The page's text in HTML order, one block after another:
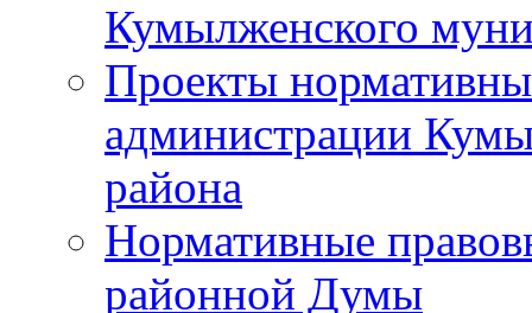
Кумылженского
Проекты
администрации
района
Нормативные
районной Думы